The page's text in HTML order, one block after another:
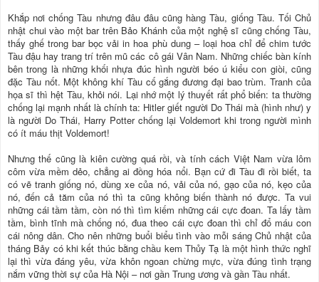
Khắp nơi chống Tàu nhưng đâu đâu cũng hàng Tàu, giống Tàu. Tối Chủ
nhật chui vào một bar trên Bảo Khánh của một nghệ sĩ cũng chống Tàu,
thấy ghế trong bar bọc vải in hoa phù dung – loại hoa chỉ để chim tước
Tàu đậu hay trang trí trên mũ các cô gái Vân Nam. Những chiếc bàn kính
bên trong là những khối nhựa đúc hình người béo ú kiểu con giòi, cũng
đặc Tàu nốt. Một không khí Tàu cố gắng đương đại bao trùm. Tranh của
họa sĩ thì hệt Tàu, khỏi nói. Lại nhớ một lý thuyết rất phổ biến: ta thường
chống lại mạnh nhất là chính ta: Hitler giết người Do Thái mà (hình như) y
là người Do Thái, Harry Potter chống lại Voldemort khi trong người mình
có ít máu thịt Voldemort!
Nhưng thế cũng là kiên cường quá rồi, và tính cách Việt Nam vừa lôm
côm vừa mềm dẻo, chẳng ai đồng hóa nổi. Bạn cứ đi Tàu đi rồi biết, ta
có vẽ tranh giống nó, dùng xe của nó, vải của nó, gạo của nó, kẹo của
nó, đến cả tăm của nó thì ta cũng không biến thành nó được. Ta vui
những cái tầm tầm, còn nó thì tìm kiếm những cái cực đoan. Ta lấy tầm
tầm, bình tĩnh mà chống nó, đua theo cái cực đoan thì chỉ đổ máu con
cái nông dân. Cho nên những buổi biểu tình vào mỗi sáng Chủ nhật của
tháng Bảy có khi kết thúc bằng chầu kem Thủy Tạ là một hình thức nghĩ
lại thì vừa đáng yêu, vừa khôn ngoan chừng mực, vừa đúng tình trạng
nắm vững thời sự của Hà Nội – nơi gần Trung ương và gần Tàu nhất.